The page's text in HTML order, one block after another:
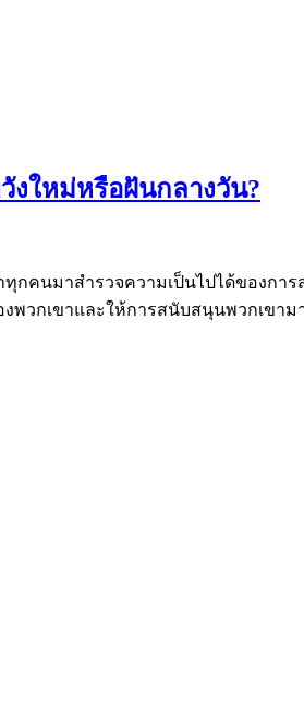
งใหม่หรือฝันกลางวัน?
ทุกคนมาสำรวจความเป็นไปได้ของก
พวกเขาและให้การสนับสนุนพวกเขา